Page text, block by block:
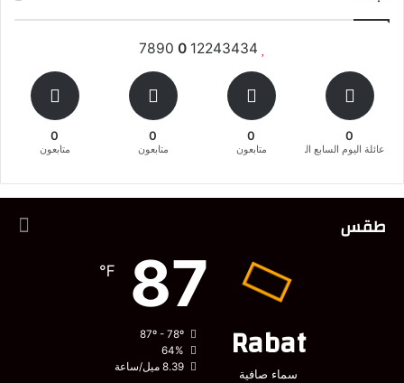
12243434
0
0
عائلة اليوم السابع المغربية
0
متابعون
0
متابعون
0
متابعون
طقس
Rabat
سماء صافية
87
℉
87º - 78º
64%
8.39 ميل/ساعة